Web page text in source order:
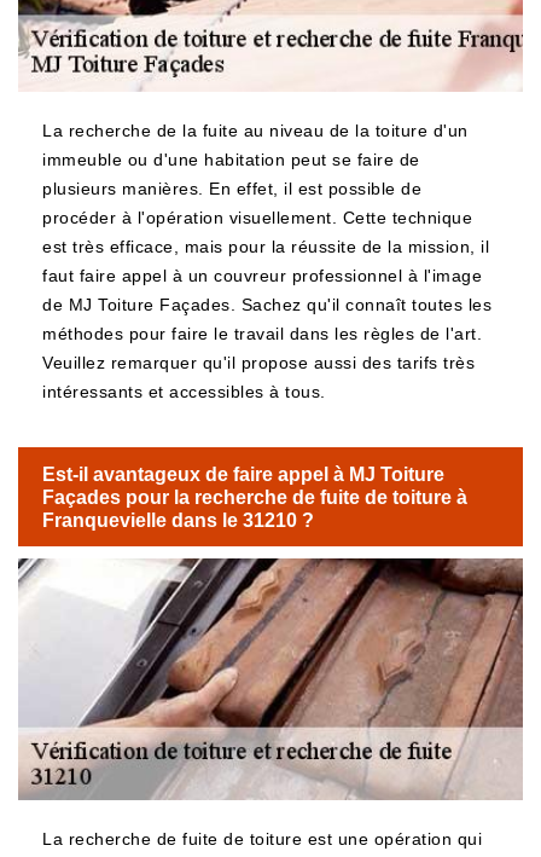
La recherche de la fuite au niveau de la toiture d'un
immeuble ou d'une habitation peut se faire de
plusieurs manières. En effet, il est possible de
procéder à l'opération visuellement. Cette technique
est très efficace, mais pour la réussite de la mission, il
faut faire appel à un couvreur professionnel à l'image
de MJ Toiture Façades. Sachez qu'il connaît toutes les
méthodes pour faire le travail dans les règles de l'art.
Veuillez remarquer qu'il propose aussi des tarifs très
intéressants et accessibles à tous.
Est-il avantageux de faire appel à MJ Toiture
Façades pour la recherche de fuite de toiture à
Franquevielle dans le 31210 ?
La recherche de fuite de toiture est une opération qui